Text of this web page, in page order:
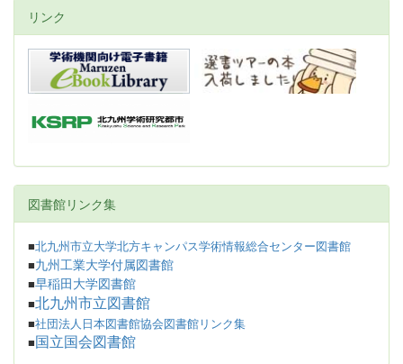
リンク
図書館リンク集
■北九州市立大学北方キャンパス学術情報総合センター図書館
■九州工業大学付属図書館
■早稲田大学図書館
■北九州市立図書館
■社団法人日本図書館協会図書館リンク集
■ 国立国会図書館